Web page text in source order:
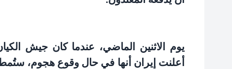
يوم الاثنين الماضي، عندما كان جيش
أعلنت إيران أنها في حال وقوع هجوم،